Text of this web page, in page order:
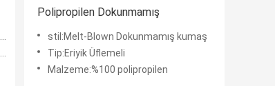
Polipropilen Dokunmamış
stil:Melt-Blown Dokunmamış kumaş
Tip:Eriyik Üflemeli
Malzeme:%100 polipropilen